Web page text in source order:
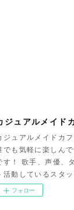
ジュアルメイドカ
でも気軽に楽しん
す！ 歌手、声優、
活動しているスタ
フォロー